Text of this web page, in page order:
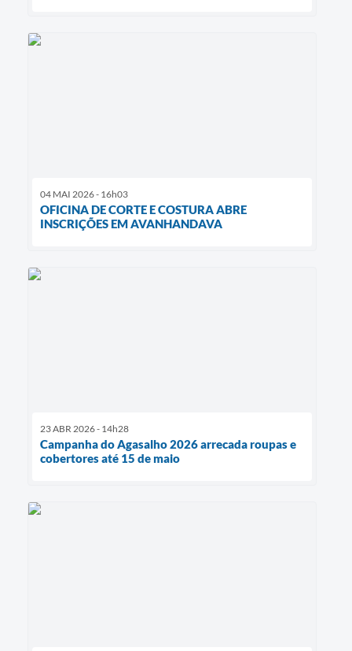
04 MAI 2026 - 16h03
OFICINA DE CORTE E COSTURA ABRE
INSCRIÇÕES EM AVANHANDAVA
23 ABR 2026 - 14h28
Campanha do Agasalho 2026 arrecada roupas e
cobertores até 15 de maio